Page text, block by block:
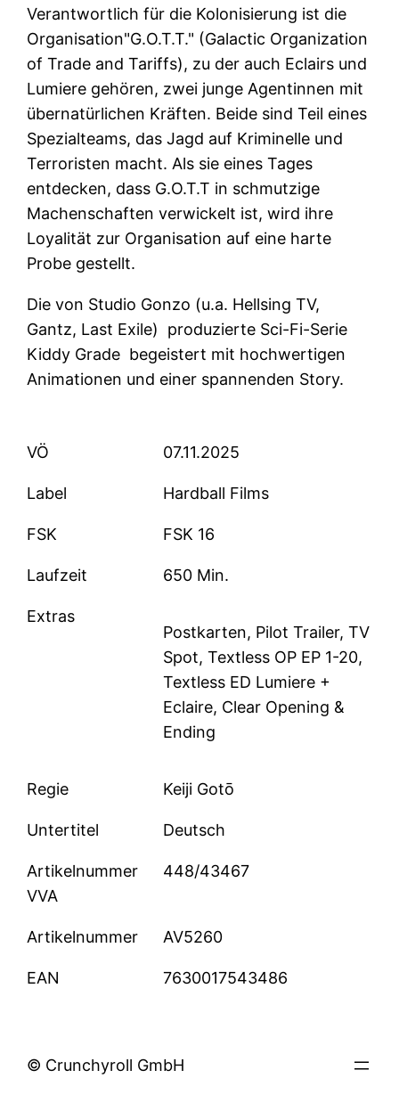
Verantwortlich für die Kolonisierung ist die
Organisation"G.O.T.T." (Galactic Organization
of Trade and Tariffs), zu der auch Eclairs und
Lumiere gehören, zwei junge Agentinnen mit
übernatürlichen Kräften. Beide sind Teil eines
Spezialteams, das Jagd auf Kriminelle und
Terroristen macht. Als sie eines Tages
entdecken, dass G.O.T.T in schmutzige
Machenschaften verwickelt ist, wird ihre
Loyalität zur Organisation auf eine harte
Probe gestellt.
Die von Studio Gonzo (u.a. Hellsing TV,
Gantz, Last Exile) produzierte Sci-Fi-Serie
Kiddy Grade begeistert mit hochwertigen
Animationen und einer spannenden Story.
VÖ 07.11.2025
Label Hardball Films
FSK FSK 16
Laufzeit 650 Min.
Extras
Postkarten, Pilot Trailer, TV
Spot, Textless OP EP 1-20,
Textless ED Lumiere +
Eclaire, Clear Opening &
Ending
Regie Keiji Gotō
Untertitel Deutsch
Artikelnummer
VVA
448/43467
Artikelnummer AV5260
EAN 7630017543486
© Crunchyroll GmbH